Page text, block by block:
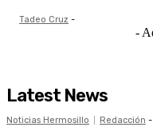
Tadeo Cruz -
-
Latest News
Noticias Hermosillo Redacción -